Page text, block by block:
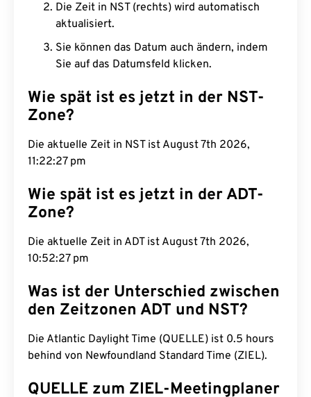
Die Zeit in NST (rechts) wird automatisch
aktualisiert.
Sie können das Datum auch ändern, indem
Sie auf das Datumsfeld klicken.
Wie spät ist es jetzt in der NST-
Zone?
Die aktuelle Zeit in NST ist August 7th 2026,
11:22:28 pm
Wie spät ist es jetzt in der ADT-
Zone?
Die aktuelle Zeit in ADT ist August 7th 2026,
10:52:28 pm
Was ist der Unterschied zwischen
den Zeitzonen ADT und NST?
Die Atlantic Daylight Time (QUELLE) ist 0.5 hours
behind von Newfoundland Standard Time (ZIEL).
QUELLE zum ZIEL-Meetingplaner